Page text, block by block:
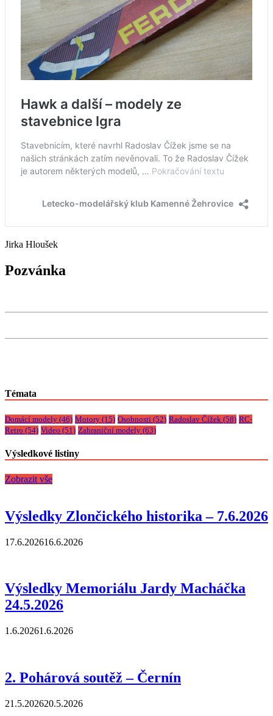
Jirka Hloušek
Pozvánka
Témata
Domácí modely (46) Motory (15) Osobnosti (52) Radoslav Čížek (58) RC-
Retro (54) Video (51) Zahraniční modely (63)
Výsledkové listiny
Zobrazit vše
Výsledky Zlončického historika – 7.6.2026
17.6.202616.6.2026
Výsledky Memoriálu Jardy Macháčka
24.5.2026
1.6.20261.6.2026
2. Pohárová soutěž – Černín
21.5.202620.5.2026